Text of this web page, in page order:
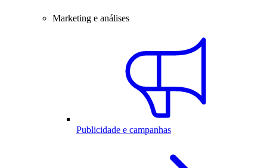
Marketing e análises
Publicidade e campanhas